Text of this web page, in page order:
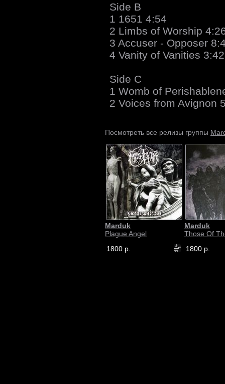
Side B
1 1651 4:54
2 Limbs of Worship
3 Accuser - Opposer
4 Vanity of Vanities 3:42
Side C
1 Womb of
2 Voices from Avignon
Посмотреть все релизы группы
Marduk
Plague Angel
1800 р.
Marduk
Those Of
1800 р.